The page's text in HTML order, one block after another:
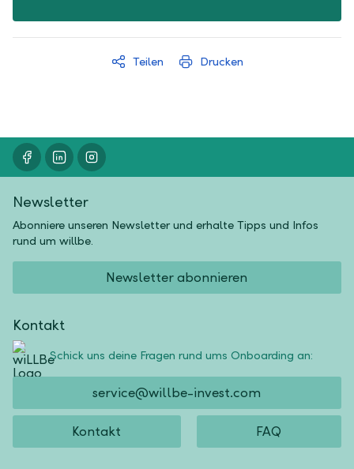
Teilen Drucken
Newsletter
Abonniere unseren Newsletter und erhalte Tipps und Infos
rund um willbe.
Newsletter abonnieren
Kontakt
Schick uns deine Fragen rund ums Onboarding an:
service@willbe-invest.com
Kontakt FAQ